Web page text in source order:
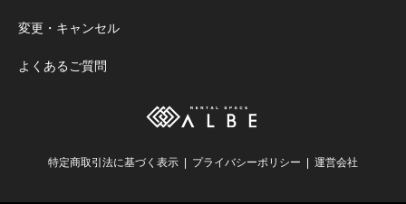
変更・キャンセル
よくあるご質問
特定商取引法に基づく表示 プライバシーポリシー 運営会社